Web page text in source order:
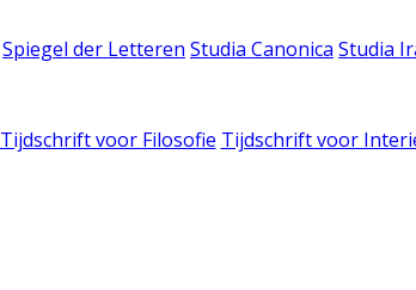
Spiegel der Letteren Studia Canonica Studia
Tijdschrift voor Filosofie Tijdschrift voor